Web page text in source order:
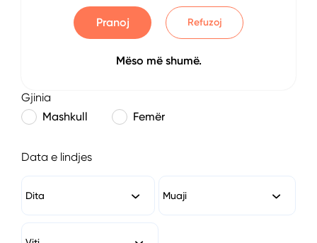
Numri i Telefonit
Gjinia
Mashkull
Femër
Data e lindjes
Dita Muaji
Pranoj Refuzoj
Mëso më shumë.